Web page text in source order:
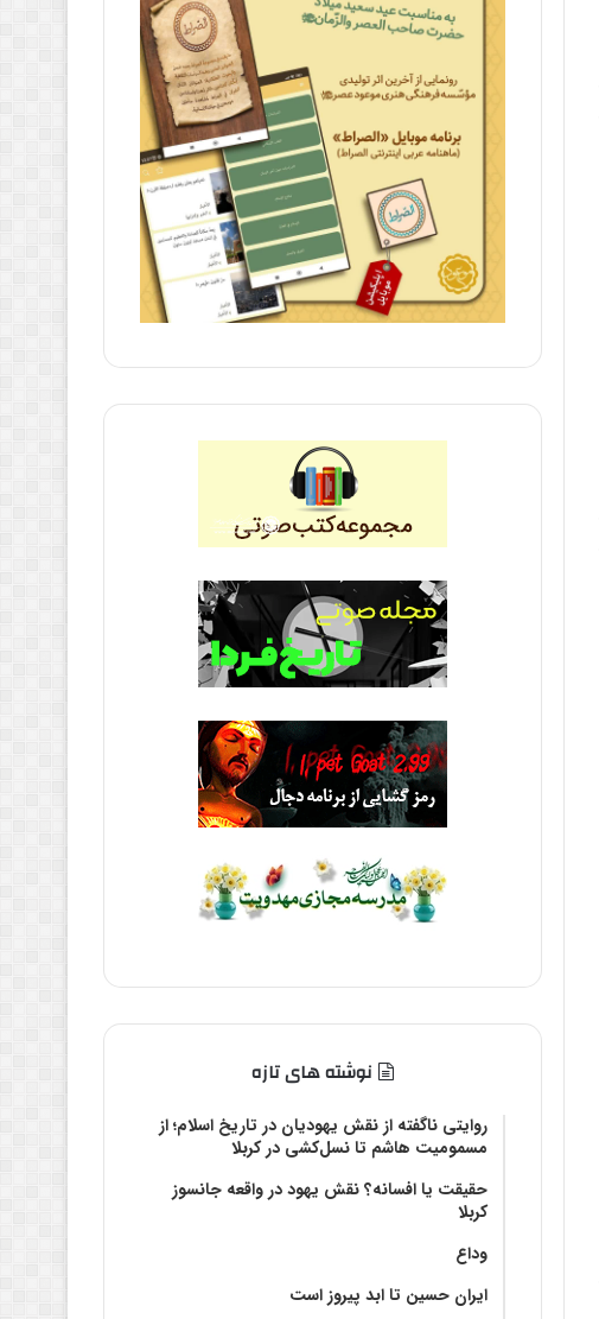
نوشته های تازه
روایتی ناگفته از نقش یهودیان در تاریخ اسلام؛ از
مسمومیت هاشم تا نسل‌کشی در کربلا
حقیقت یا افسانه؟‌ نقش یهود در واقعه جانسوز
کربلا
وداع
ایران حسین تا ابد پیروز است